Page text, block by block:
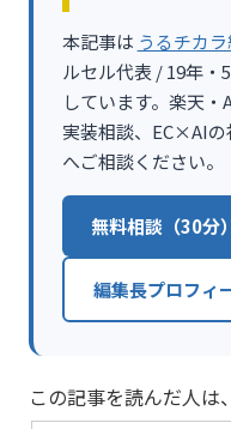
本記事は うるチカ
ルセル代表 / 19年・
しています。楽天
実装相談、EC×AI
へご相談ください。
無料相談（30分
編集長プロフィ
この記事を読んだ人は